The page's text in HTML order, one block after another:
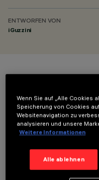
ENTWORFEN VON
iGuzzini
OPTIONALE
Wenn Sie auf „Alle Cookies
Speicherung von Cookies
Websitenavigation zu
analysieren und unsere
Weitere Informationen
Alle ablehnen